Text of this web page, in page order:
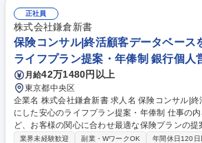
修の運営・講師登壇を担当します。顧客の要件
略の提案まで幅広く関わります。 【業務内容の
業務 募集職種 【ラーニングデザインコンサルタント】AI/DX研修企画・設
計/リモート可
正社員
株式会社鎌倉新書
保険コンサル|終活顧客データベース
ライフプラン提案・年俸制 銀行個人
月給42万1480円以上
東京都中央区
企業名 株式会社鎌倉新書 求人名 保険コンサル|終活顧客データベースを基
にした安心のライフプラン提案・年俸制 仕事の内容 保険、介護、相続な
ど、お客様の関心に合わせ最適な保険プランの
ンド（反響）とアウトバウンドのハイブリッド型
業界未経験歓迎 副業・WワークOK 年間休日120日